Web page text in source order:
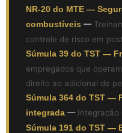
NR-20 do MTE —
combustíveis —
controle de risco em
Súmula 39 do TST —
empregados que
direito ao adicional de
Súmula 364 do TST —
integrada — Integração
Súmula 191 do TST —